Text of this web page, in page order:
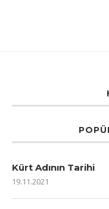
Kürt Adının Tarihi
19.11.2021